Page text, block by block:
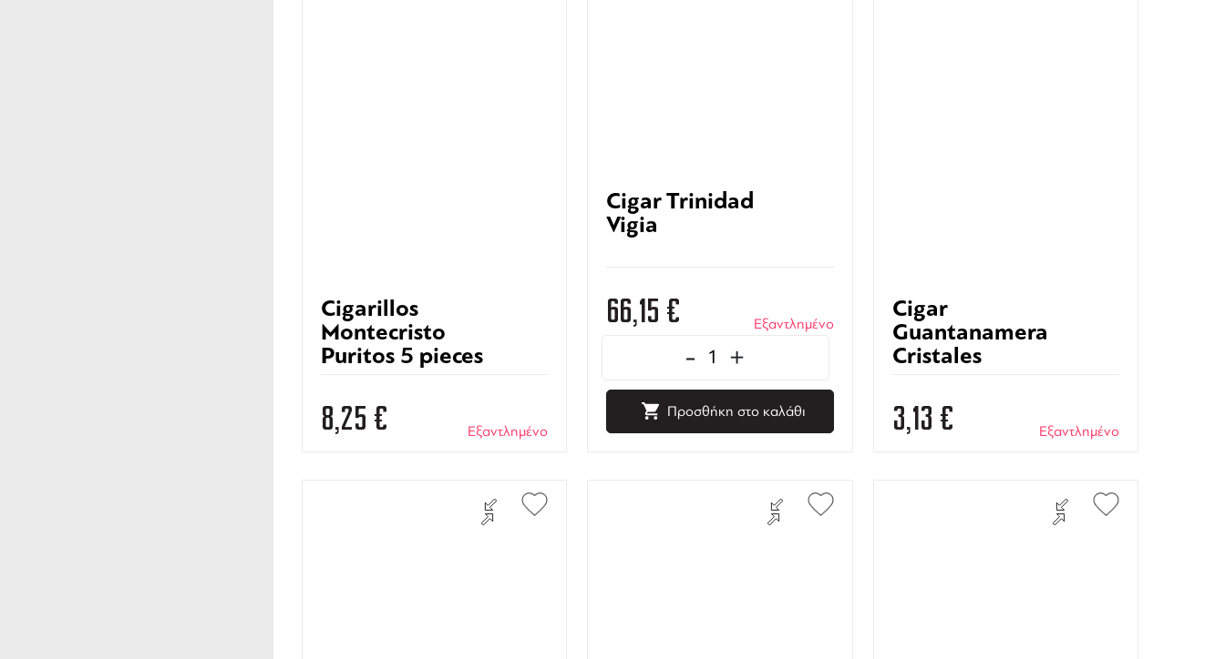
Cigarillos
Montecristo
Puritos 5 pieces
8,25 € Εξαντλημένο
Cigar Trinidad
Vigia
66,15 € Εξαντλημένο
- +
Προσθήκη στο καλάθι
Cigar
Guantanamera
Cristales
3,13 € Εξαντλημένο